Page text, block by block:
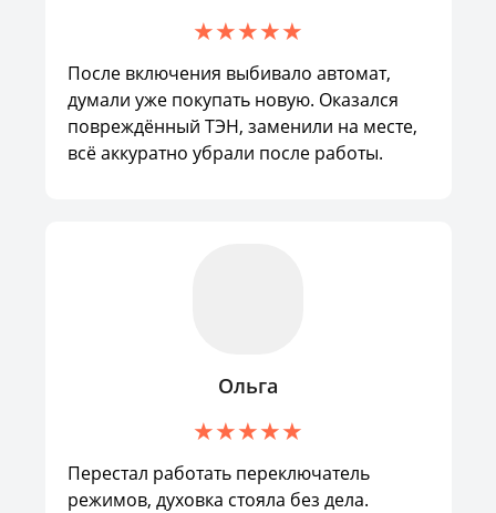
После включения выбивало автомат,
думали уже покупать новую. Оказался
повреждённый ТЭН, заменили на месте,
всё аккуратно убрали после работы.
Ольга
Перестал работать переключатель
режимов, духовка стояла без дела.